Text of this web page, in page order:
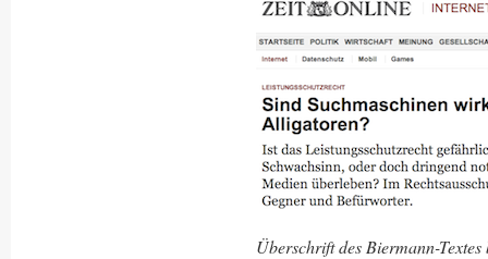
Überschrift des Biermann-